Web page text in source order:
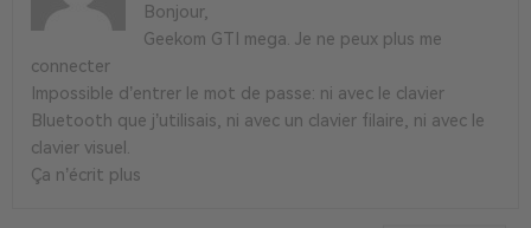
Bonjour,
Geekom GTI mega. Je ne peux plus me
connecter
Impossible d’entrer le mot de passe: ni avec le clavier
Bluetooth que j’utilisais, ni avec un clavier filaire, ni avec le
clavier visuel.
Ça n’écrit plus